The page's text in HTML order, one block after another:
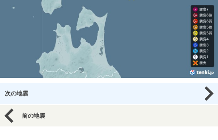
次の地震
前の地震